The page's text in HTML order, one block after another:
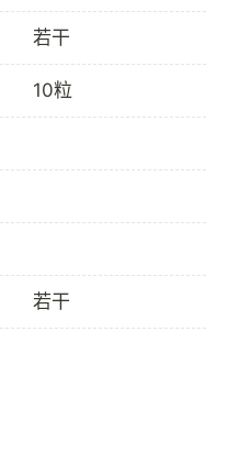
若干
10粒
若干